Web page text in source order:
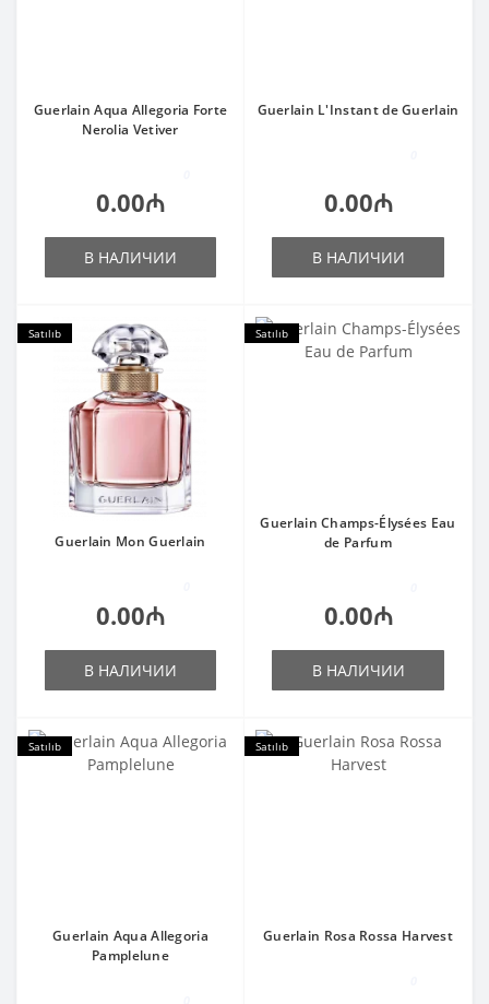
Guerlain Aqua Allegoria Forte
Nerolia Vetiver
0.00₼
В НАЛИЧИИ
Guerlain L'Instant de Guerlain
0.00₼
В НАЛИЧИИ
Satılıb
Guerlain Mon Guerlain
0.00₼
В НАЛИЧИИ
Satılıb
Guerlain Champs-Élysées Eau
de Parfum
0.00₼
В НАЛИЧИИ
Satılıb
Guerlain Aqua Allegoria
Pamplelune
Satılıb
Guerlain Rosa Rossa Harvest